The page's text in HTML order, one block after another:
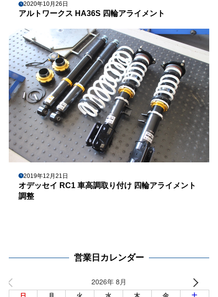
2020年10月26日
アルトワークス HA36S 四輪アライメント
2019年12月21日
オデッセイ RC1 車高調取り付け 四輪アライメント
調整
営業日カレンダー
2026年 8月